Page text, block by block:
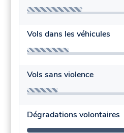
Vols dans les véhicules
Vols sans violence
Dégradations volontaires